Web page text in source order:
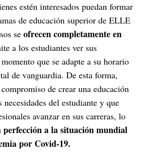
estén interesados puedan formar
de educación superior de ELLE
se ofrecen completamente en
a los estudiantes ver sus
que se adapte a su horario
de vanguardia. De esta forma,
de crear una educación
necesidades del estudiante y que
avanzar en sus carreras, lo
perfección a la situación mundial
por Covid-19.